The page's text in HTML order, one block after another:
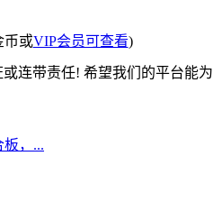
币或VIP会员可查看)
连带责任! 希望我们的平台能为
，...